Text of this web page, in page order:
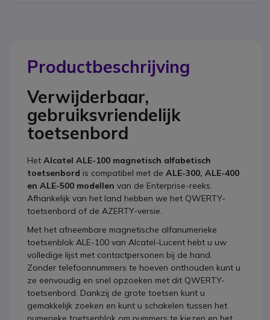
Productbeschrijving
Verwijderbaar,
gebruiksvriendelijk
toetsenbord
Het Alcatel ALE-100 magnetisch alfabetisch
toetsenbord is compatibel met de ALE-300, ALE-400
en ALE-500 modellen van de Enterprise-reeks.
Afhankelijk van het land hebben we het QWERTY-
toetsenbord of de AZERTY-versie.
Met het afneembare magnetische alfanumerieke
toetsenblok ALE-100 van Alcatel-Lucent hebt u uw
volledige lijst met contactpersonen bij de hand.
Zonder telefoonnummers te hoeven onthouden kunt u
ze eenvoudig en snel opzoeken met dit QWERTY-
toetsenbord. Dankzij de grote toetsen kunt u
gemakkelijk zoeken en kunt u schakelen tussen het